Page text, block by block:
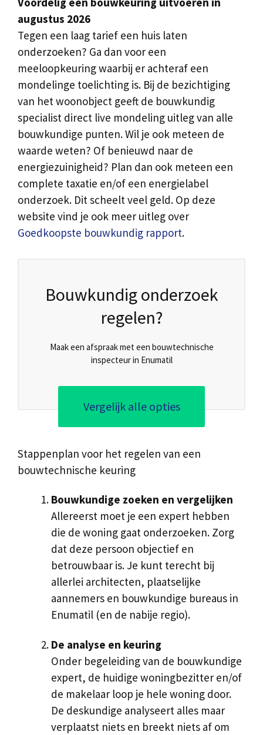
augustus 2026
Tegen een laag tarief een huis laten
onderzoeken? Ga dan voor een
meeloopkeuring waarbij er achteraf een
mondelinge toelichting is. Bij de bezichtiging
van het woonobject geeft de bouwkundig
specialist direct live mondeling uitleg van alle
bouwkundige punten. Wil je ook meteen de
waarde weten? Of benieuwd naar de
energiezuinigheid? Plan dan ook meteen een
complete taxatie en/of een energielabel
onderzoek. Dit scheelt veel geld. Op deze
website vind je ook meer uitleg over
Goedkoopste bouwkundig rapport.
Bouwkundig onderzoek
regelen?
Maak een afspraak met een bouwtechnische
inspecteur in Enumatil
Vergelijk alle opties
Stappenplan voor het regelen van een
bouwtechnische keuring
Bouwkundige zoeken en vergelijken
Allereerst moet je een expert hebben
die de woning gaat onderzoeken. Zorg
dat deze persoon objectief en
betrouwbaar is. Je kunt terecht bij
allerlei architecten, plaatselijke
aannemers en bouwkundige bureaus in
Enumatil (en de nabije regio).
De analyse en keuring
Onder begeleiding van de bouwkundige
expert, de huidige woningbezitter en/of
de makelaar loop je hele woning door.
De deskundige analyseert alles maar
verplaatst niets en breekt niets af om